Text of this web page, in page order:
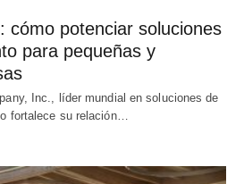
cómo potenciar soluciones
para pequeñas y
Inc., líder mundial en soluciones de
fortalece su relación…